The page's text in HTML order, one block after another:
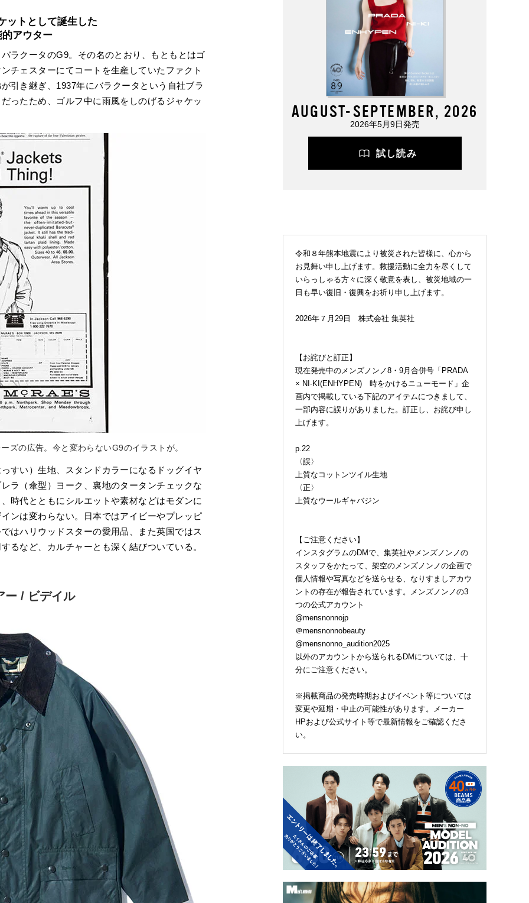
ットとして誕生した
アウター
ラクータのG9。その名のとおり、もともとはゴ
チェスターにてコートを生産していたファクト
引き継ぎ、1937年にバラクータという自社ブラ
ったため、ゴルフ中に雨風をしのげるジャケッ
ズの広告。今と変わらないG9のイラストが。
すい）生地、スタンドカラーになるドッグイヤ
ラ（傘型）ヨーク、裏地のタータンチェックな
時代とともにシルエットや素材などはモダンに
ンは変わらない。日本ではアイビーやプレッピ
はハリウッドスターの愛用品、また英国ではス
るなど、カルチャーとも深く結びついている。
ー / ビデイル
AUGUST-SEPTEMBER, 2026
2026年5月9日発売
試し読み
令和８年熊本地震により被災された皆様に、心から
お見舞い申し上げます。救援活動に全力を尽くして
いらっしゃる方々に深く敬意を表し、被災地域の一
日も早い復旧・復興をお祈り申し上げます。
2026年７月29日 株式会社 集英社
【お詫びと訂正】
現在発売中のメンズノンノ8・9月合併号「PRADA
× NI-KI(ENHYPEN) 時をかけるニューモード」企
画内で掲載している下記のアイテムにつきまして、
一部内容に誤りがありました。訂正し、お詫び申し
上げます。
p.22
〈誤〉
上質なコットンツイル生地
〈正〉
上質なウールギャバジン
【ご注意ください】
インスタグラムのDMで、集英社やメンズノンノの
スタッフをかたって、架空のメンズノンノの企画で
個人情報や写真などを送らせる、なりすましアカウ
ントの存在が報告されています。メンズノンノの3
つの公式アカウント
@mensnonnojp
＠mensnonnobeauty
@mensnonno_audition2025
以外のアカウントから送られるDMについては、十
分にご注意ください。
※掲載商品の発売時期およびイベント等については
変更や延期・中止の可能性があります。メーカー
HPおよび公式サイト等で最新情報をご確認くださ
い。